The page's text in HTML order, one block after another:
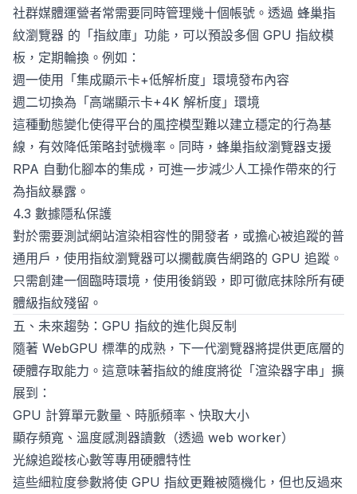
社群媒體運營者常需要同時管理幾十個帳號。透過 蜂巢指
紋瀏覽器 的「指紋庫」功能，可以預設多個 GPU 指紋模
板，定期輪換。例如：
週一使用「集成顯示卡+低解析度」環境發布內容
週二切換為「高端顯示卡+4K 解析度」環境
這種動態變化使得平台的風控模型難以建立穩定的行為基
線，有效降低策略封號機率。同時，蜂巢指紋瀏覽器支援
RPA 自動化腳本的集成，可進一步減少人工操作帶來的行
為指紋暴露。
4.3 數據隱私保護
對於需要測試網站渲染相容性的開發者，或擔心被追蹤的普
通用戶，使用指紋瀏覽器可以攔截廣告網路的 GPU 追蹤。
只需創建一個臨時環境，使用後銷毀，即可徹底抹除所有硬
體級指紋殘留。
五、未來趨勢：GPU 指紋的進化與反制
隨著 WebGPU 標準的成熟，下一代瀏覽器將提供更底層的
硬體存取能力。這意味著指紋的維度將從「渲染器字串」擴
展到：
GPU 計算單元數量、時脈頻率、快取大小
顯存頻寬、溫度感測器讀數（透過 web worker）
光線追蹤核心數等專用硬體特性
這些細粒度參數將使 GPU 指紋更難被隨機化，但也反過來